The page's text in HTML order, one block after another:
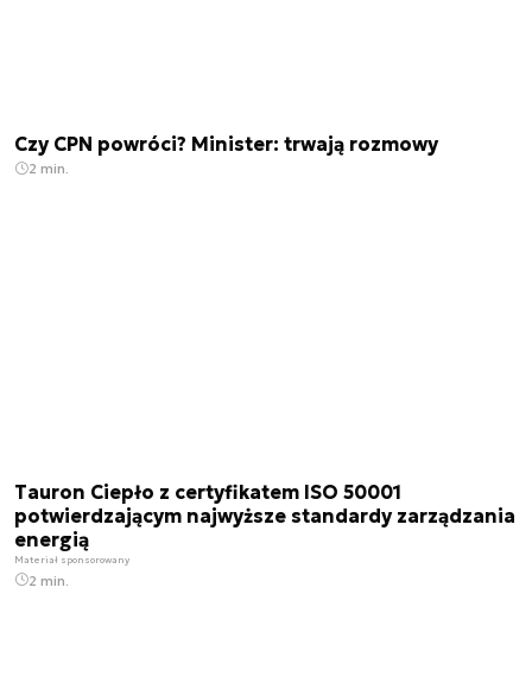
Czy CPN powróci? Minister: trwają rozmowy
2 min.
Tauron Ciepło z certyfikatem ISO 50001
potwierdzającym najwyższe standardy zarządzania
energią
Materiał sponsorowany
2 min.